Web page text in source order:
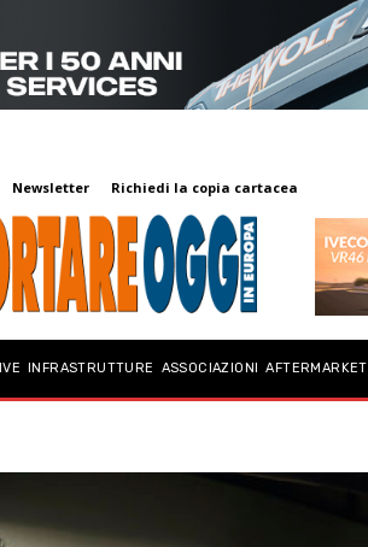
Newsletter Richiedi la copia cartacea
INFRASTRUTTURE ASSOCIAZIONI AFTERMARKET